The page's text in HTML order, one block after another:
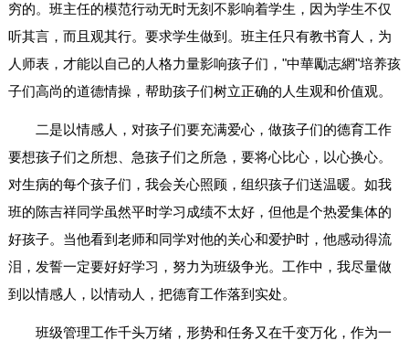
穷的。班主任的模范行动无时无刻不影响着学生，因为学生不仅
听其言，而且观其行。要求学生做到。班主任只有教书育人，为
人师表，才能以自己的人格力量影响孩子们，"中華勵志網"培养孩
子们高尚的道德情操，帮助孩子们树立正确的人生观和价值观。
二是以情感人，对孩子们要充满爱心，做孩子们的德育工作
要想孩子们之所想、急孩子们之所急，要将心比心，以心换心。
对生病的每个孩子们，我会关心照顾，组织孩子们送温暖。如我
班的陈吉祥同学虽然平时学习成绩不太好，但他是个热爱集体的
好孩子。当他看到老师和同学对他的关心和爱护时，他感动得流
泪，发誓一定要好好学习，努力为班级争光。工作中，我尽量做
到以情感人，以情动人，把德育工作落到实处。
班级管理工作千头万绪，形势和任务又在千变万化，作为一